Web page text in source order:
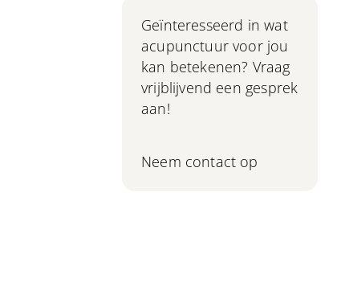
Geïnteresseerd in wat
acupunctuur voor jou
kan betekenen? Vraag
vrijblijvend een gesprek
aan!
Neem contact op